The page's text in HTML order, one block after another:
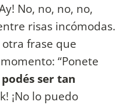
No, no, no, no,
risas incómodas.
frase que
“Ponete
ser tan
¡No lo puedo